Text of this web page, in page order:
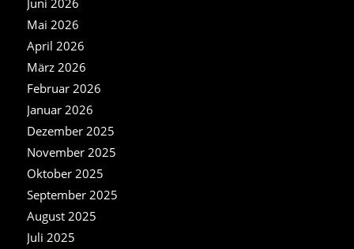
Mai 2026
April 2026
März 2026
Februar 2026
Januar 2026
Dezember 2025
November 2025
Oktober 2025
September 2025
August 2025
Juli 2025